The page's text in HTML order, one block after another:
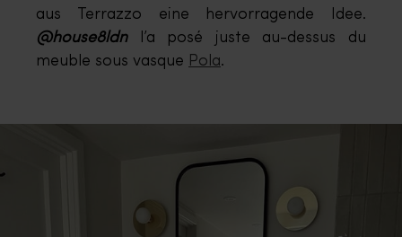
aus Terrazzo eine hervorragende Idee.
@house8ldnl’a posé juste au-dessus du
meuble sous vasque Pola.